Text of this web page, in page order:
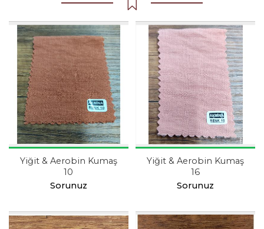
Yiğit & Aerobin Kumaş
10
Sorunuz
Yiğit & Aerobin Kumaş
16
Sorunuz